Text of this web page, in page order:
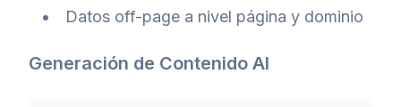
Datos off-page a nivel página y dominio
Generación de Contenido AI